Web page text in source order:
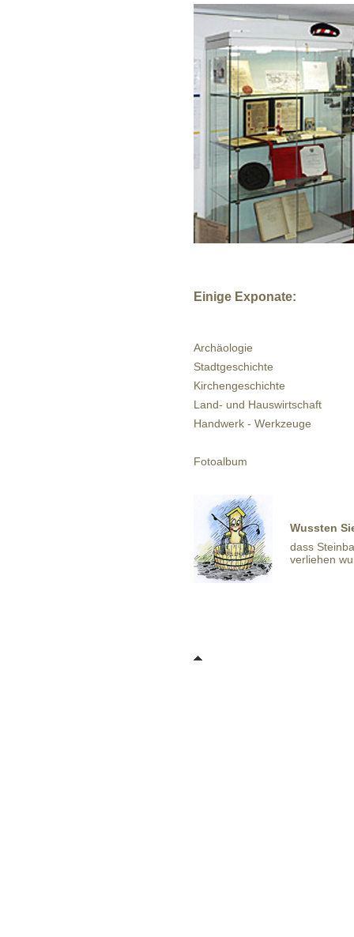
Einige Exponate:
Archäologie
Stadtgeschichte
Kirchengeschichte
Land- und Hauswirtschaft
Handwerk - Werkzeuge
Fotoalbum
Wussten
dass
verliehen